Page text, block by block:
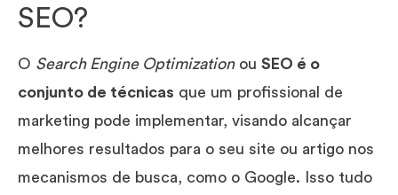
SEO?
O Search Engine Optimizationou SEO é o
conjunto de técnicas que um profissional de
marketing pode implementar, visando alcançar
melhores resultados para o seu site ou artigo nos
mecanismos de busca, como o Google. Isso tudo